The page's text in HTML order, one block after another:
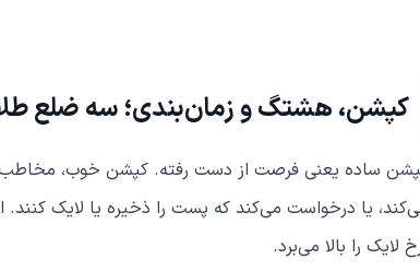
کپشن، هشتگ و زمان‌بندی؛ سه ضلع
ساده یعنی فرصت از دست رفته. کپشن خوب، مخاطب
یا درخواست می‌کند که پست را ذخیره یا لایک کنند.
لایک را بالا می‌برد.